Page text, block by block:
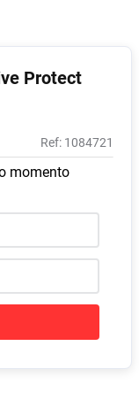
Protect
: 1084721
momento